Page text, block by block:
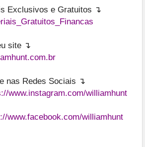
Exclusivos e Gratuitos ↴
site ↴
nas Redes Sociais ↴
www.instagram.com/williamhunt
www.facebook.com/williamhunt